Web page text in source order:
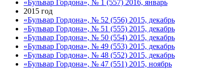
«Бульвар Гордона», № 1 (557) 2016, январь
2015 год
«Бульвар Гордона», № 52 (556) 2015, декабрь
«Бульвар Гордона», № 51 (555) 2015, декабрь
«Бульвар Гордона», № 50 (554) 2015, декабрь
«Бульвар Гордона», № 49 (553) 2015, декабрь
«Бульвар Гордона», № 48 (552) 2015, декабрь
«Бульвар Гордона», № 47 (551) 2015, ноябрь